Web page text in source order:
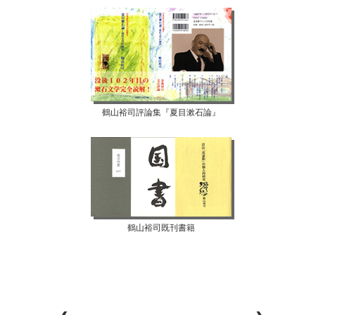
鶴山裕司評論集『夏目漱石論』
鶴山裕司既刊書籍